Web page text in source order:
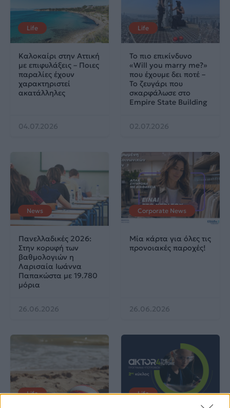
Life
Καλοκαίρι στην Αττική
με επιφυλάξεις – Ποιες
παραλίες έχουν
χαρακτηριστεί
ακατάλληλες
04.07.2026
Life
Το πιο επικίνδυνο
«Will you marry me?»
που έχουμε δει ποτέ –
Το ζευγάρι που
σκαρφάλωσε στο
Empire State Building
02.07.2026
News
Πανελλαδικές 2026:
Στην κορυφή των
βαθμολογιών η
Λαρισαία Ιωάννα
Παπακώστα με 19.780
μόρια
26.06.2026
Corporate News
Μία κάρτα για όλες τις
προνοιακές παροχές!
26.06.2026
Life Life